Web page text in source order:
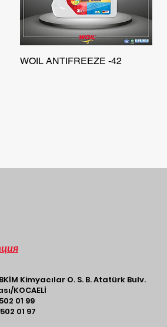
Быстрый просмотр
WOIL ANTIFREEZE -42
Kimyacılar O. S. B. Atatürk Bulv.
KOCAELİ​
01 99
01 97